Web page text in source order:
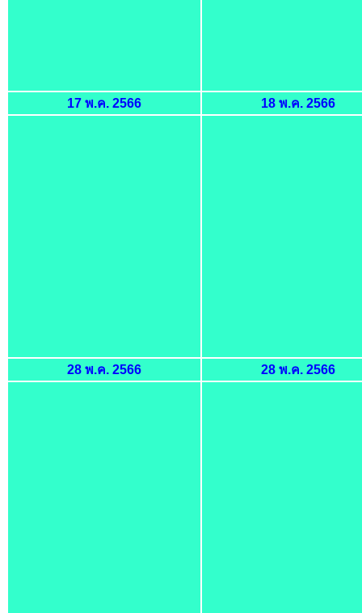
17 พ.ค. 2566 18 พ.ค. 2566
28 พ.ค. 2566 28 พ.ค. 2566